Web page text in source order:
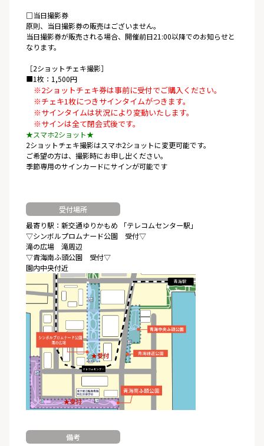
□当日撮影券
原則、当日撮影券の販売はございません。
当日撮影券が販売される場合、開催前日21:00以降でのお知らせと
なります。
［2ショットチェキ撮影］
■1枚：1,500円
※2ショットチェキ券は事前に受付でご購入ください。
※チェキ1枚につきサインタイムがつきます。
※サインタイムは状況により変動いたします。
※サインは全て閉会式後です。
★スマホ2ショット★
2ショットチェキ撮影はスマホ2ショットに変更可能です。
ご希望の方は、撮影時にお申し出ください。
季節専用のサインカードにサインが可能です
受付場所
最寄り駅：新交通ゆりかもめ 「テレコムセンター駅」
▽シンボルプロムナード公園 受付▽
滝の広場 滝周辺
▽青海南ふ頭公園 受付▽
園内中央付近
備考